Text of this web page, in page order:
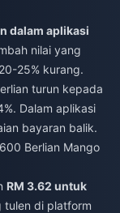
dalam aplikasi
nilai yang
25% kurang.
turun kepada
Dalam aplikasi
bayaran balik.
Berlian Mango
RM 3.62 untuk
tulen di platform